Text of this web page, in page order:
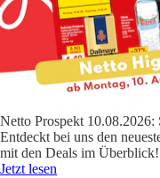
Netto Prospekt 10.08.2026:
Entdeckt bei uns den
mit den Deals im Überblick!
Jetzt lesen